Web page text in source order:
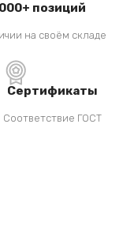
позиций
на своём складе
Сертификаты
Соответствие ГОСТ